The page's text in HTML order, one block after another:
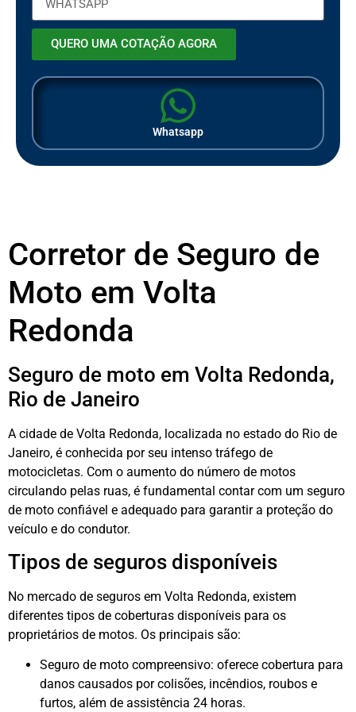
QUERO UMA COTAÇÃO AGORA
Whatsapp
Corretor de Seguro de
Moto em Volta
Redonda
Seguro de moto em Volta Redonda,
Rio de Janeiro
A cidade de Volta Redonda, localizada no estado do Rio de
Janeiro, é conhecida por seu intenso tráfego de
motocicletas. Com o aumento do número de motos
circulando pelas ruas, é fundamental contar com um seguro
de moto confiável e adequado para garantir a proteção do
veículo e do condutor.
Tipos de seguros disponíveis
No mercado de seguros em Volta Redonda, existem
diferentes tipos de coberturas disponíveis para os
proprietários de motos. Os principais são:
Seguro de moto compreensivo: oferece cobertura para
danos causados por colisões, incêndios, roubos e
furtos, além de assistência 24 horas.